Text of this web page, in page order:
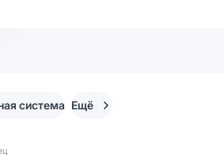
система Ещё